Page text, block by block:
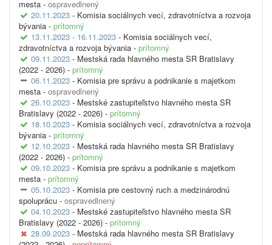
mesta - ospravedlnený
20.11.2023 - Komisia sociálnych vecí, zdravotníctva a rozvoja
bývania - prítomný
13.11.2023 - 16.11.2023 - Komisia sociálnych vecí,
zdravotníctva a rozvoja bývania - prítomný
09.11.2023 - Mestská rada hlavného mesta SR Bratislavy
(2022 - 2026) - prítomný
06.11.2023 - Komisia pre správu a podnikanie s majetkom
mesta - ospravedlnený
26.10.2023 - Mestské zastupiteľstvo hlavného mesta SR
Bratislavy (2022 - 2026) - prítomný
18.10.2023 - Komisia sociálnych vecí, zdravotníctva a rozvoja
bývania - prítomný
12.10.2023 - Mestská rada hlavného mesta SR Bratislavy
(2022 - 2026) - prítomný
09.10.2023 - Komisia pre správu a podnikanie s majetkom
mesta - prítomný
05.10.2023 - Komisia pre cestovný ruch a medzinárodnú
spoluprácu - ospravedlnený
04.10.2023 - Mestské zastupiteľstvo hlavného mesta SR
Bratislavy (2022 - 2026) - prítomný
28.09.2023 - Mestská rada hlavného mesta SR Bratislavy